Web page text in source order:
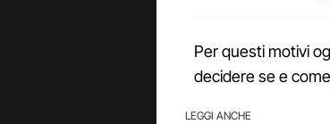
Per questi motivi
decidere se e
LEGGI ANCHE